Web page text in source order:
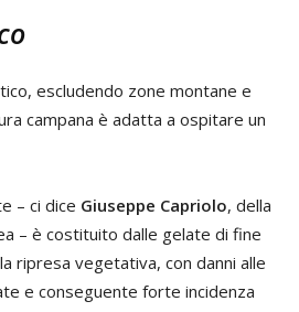
escludendo zone montane e
campana è adatta a ospitare un
– ci dice Giuseppe Capriolo, della
– è costituito dalle gelate di fine
ripresa vegetativa, con danni alle
e conseguente forte incidenza